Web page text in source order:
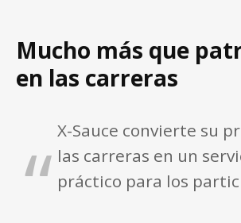
Mucho más que
en las carreras
X-Sauce convierte su
las carreras en un
práctico para los